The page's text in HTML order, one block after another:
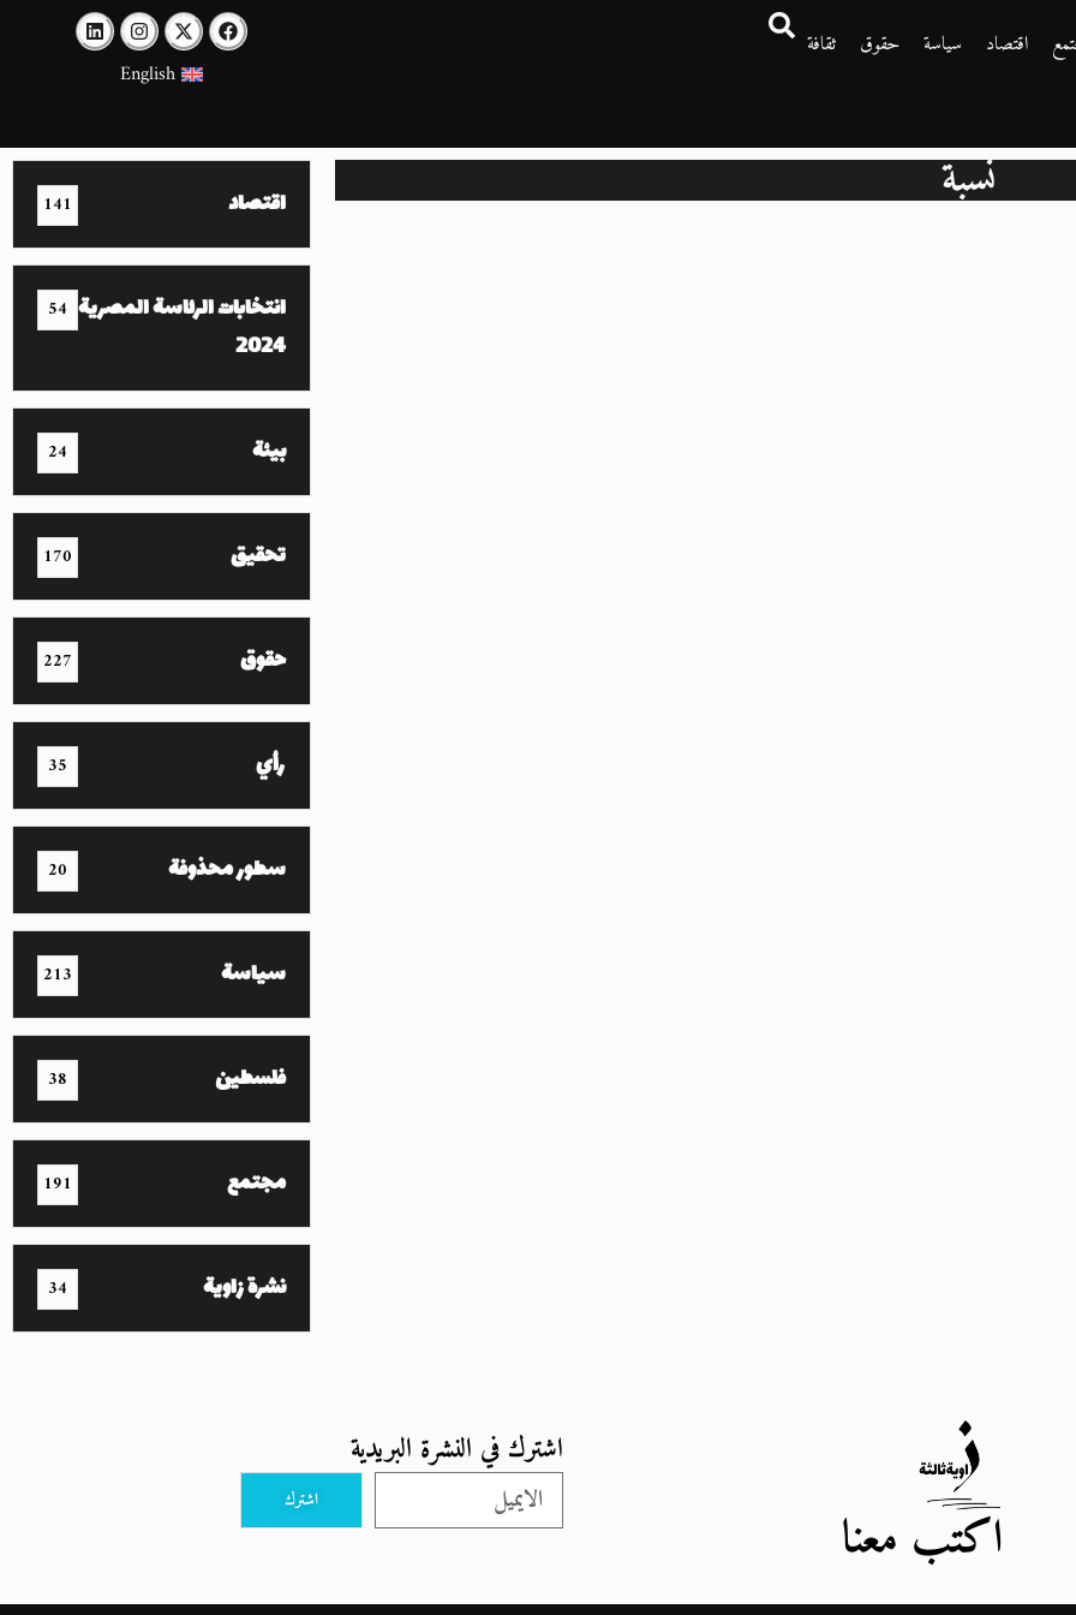
اقتصاد سياسة حقوق
ثقافة
English
نسبة اقتصاد 141
انتخابات الرئاسة المصرية
2024
54
بيئة 24
تحقيق 170
حقوق 227
رأي 35
سطور محذوفة 20
سياسة 213
فلسطين 38
مجتمع 191
نشرة زاوية 34
اكتب معنا
اشترك في النشرة البريدية
اشترك